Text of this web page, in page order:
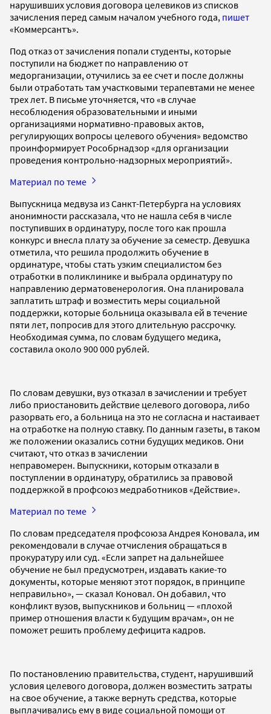
нарушивших условия договора целевиков из списков
зачисления перед самым началом учебного года, пишет
«Коммерсантъ».
Под отказ от зачисления попали студенты, которые
поступили на бюджет по направлению от
медорганизации, отучились за ее счет и после должны
были отработать там участковыми терапевтами не менее
трех лет. В письме уточняется, что «в случае
несоблюдения образовательными и иными
организациями нормативно-правовых актов,
регулирующих вопросы целевого обучения» ведомство
проинформирует Рособрнадзор «для организации
проведения контрольно-надзорных мероприятий».
Материал по теме
Выпускница медвуза из Санкт-Петербурга на условиях
анонимности рассказала, что не нашла себя в числе
поступивших в ординатуру, после того как прошла
конкурс и внесла плату за обучение за семестр. Девушка
отметила, что решила продолжить обучение в
ординатуре, чтобы стать узким специалистом без
отработки в поликлинике и выбрала ординатуру по
направлению дерматовенерология. Она планировала
заплатить штраф и возместить меры социальной
поддержки, которые больница оказывала ей в течение
пяти лет, попросив для этого длительную рассрочку.
Необходимая сумма, по словам будущего медика,
составила около 900 000 рублей.
По словам девушки, вуз отказал в зачислении и требует
либо приостановить действие целевого договора, либо
разорвать его, а больница на это не согласна и настаивает
на отработке на полную ставку. По данным газеты, в таком
же положении оказались сотни будущих медиков. Они
считают, что отказ в зачислении
неправомерен. Выпускники, которым отказали в
поступлении в ординатуру, обратились за правовой
поддержкой в профсоюз медработников «Действие».
Материал по теме
По словам председателя профсоюза Андрея Коновала, им
рекомендовали в случае отчисления обращаться в
прокуратуру или суд. «Если запрет на дальнейшее
обучение не был предусмотрен, издавать какие-то
документы, которые меняют этот порядок, в принципе
неправильно», — сказал Коновал. Он добавил, что
конфликт вузов, выпускников и больниц — «плохой
пример отношения власти к будущим врачам», он не
поможет решить проблему дефицита кадров.
По постановлению правительства, студент, нарушивший
условия целевого договора, должен возместить затраты
на свое обучение, а также вернуть средства, которые
выплачивались ему в виде социальной помощи от